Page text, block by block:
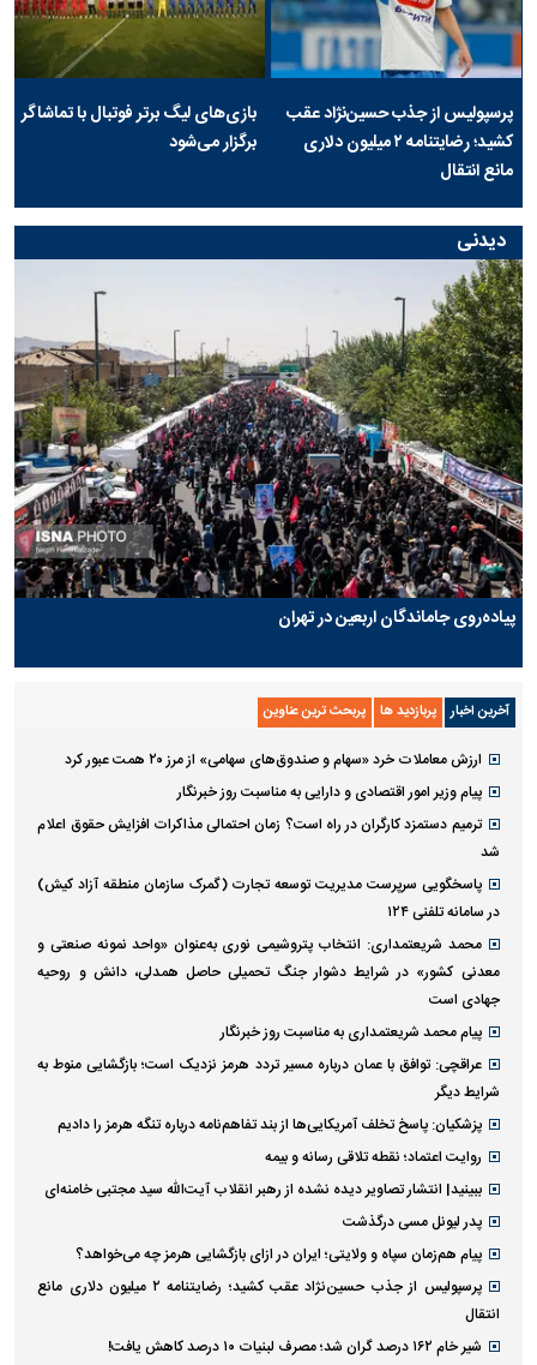
پرسپولیس از جذب حسین‌نژاد عقب
کشید؛ رضایتنامه ۲ میلیون دلاری
مانع انتقال
بازی‌های لیگ برتر فوتبال با تماشاگر
برگزار می‌شود
دیدنی
پیاده‌روی جاماندگان اربعین در تهران
آخرین اخبار پربازدید ها پربحث ترین عناوین
ارزش معاملات خرد «سهام و صندوق‌های سهامی» از مرز ۲۰ همت عبور کرد
پیام وزیر امور اقتصادی و دارایی به مناسبت روز خبرنگار
ترمیم دستمزد کارگران در راه است؟ زمان احتمالی مذاکرات افزایش حقوق اعلام
شد
پاسخگویی سرپرست مدیریت توسعه تجارت (گمرک سازمان منطقه آزاد کیش)
در سامانه تلفنی ۱۲۴
محمد شریعتمداری: انتخاب پتروشیمی نوری به‌عنوان «واحد نمونه صنعتی و
معدنی کشور» در شرایط دشوار جنگ تحمیلی حاصل همدلی، دانش و روحیه
جهادی است
پیام محمد شریعتمداری به مناسبت روز خبرنگار
عراقچی: توافق با عمان درباره مسیر تردد هرمز نزدیک است؛ بازگشایی منوط به
شرایط دیگر
پزشکیان: پاسخ تخلف آمریکایی‌ها از بند تفاهم‌نامه درباره تنگه هرمز را دادیم
روایت اعتماد؛ نقطه تلاقی رسانه و بیمه
ببینید| انتشار تصاویر دیده نشده از رهبر انقلاب آیت‌الله سید مجتبی خامنه‌ای
پدر لیونل مسی درگذشت
پیام هم‌زمان سپاه و ولایتی؛ ایران در ازای بازگشایی هرمز چه می‌خواهد؟
پرسپولیس از جذب حسین‌نژاد عقب کشید؛ رضایتنامه ۲ میلیون دلاری مانع
انتقال
شیر خام ۱۶۲ درصد گران شد؛ مصرف لبنیات ۱۰ درصد کاهش یافت!